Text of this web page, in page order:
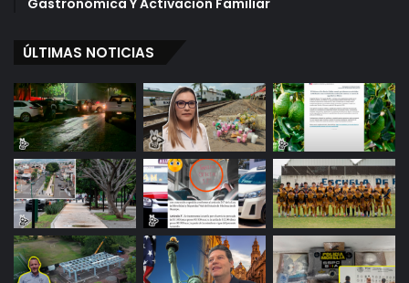
ÚLTIMAS NOTICIAS